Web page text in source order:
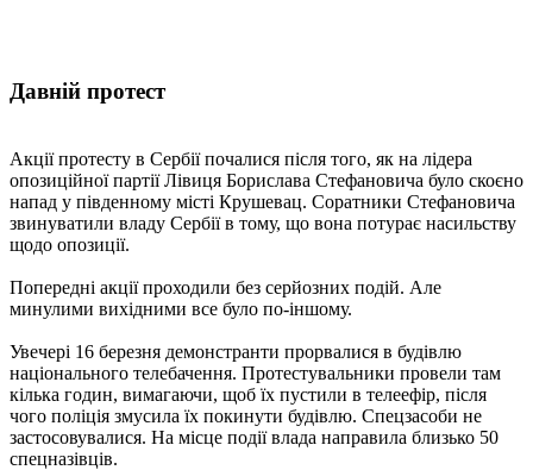
Давній протест
Акції протесту в Сербії почалися після того, як на лідера
опозиційної партії Лівиця Борислава Стефановича було скоєно
напад у південному місті Крушевац. Соратники Стефановича
звинуватили владу Сербії в тому, що вона потурає насильству
щодо опозиції.
Попередні акції проходили без серйозних подій. Але
минулими вихідними все було по-іншому.
Увечері 16 березня демонстранти прорвалися в будівлю
національного телебачення. Протестувальники провели там
кілька годин, вимагаючи, щоб їх пустили в телеефір, після
чого поліція змусила їх покинути будівлю. Спецзасоби не
застосовувалися. На місце події влада направила близько 50
спецназівців.